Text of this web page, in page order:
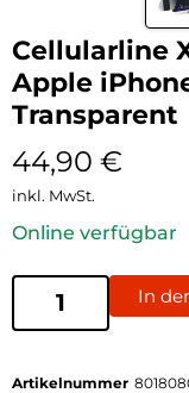
Cellularline
Apple
Transparent
44,90 €
inkl. MwSt.
Online verfügbar
In
Artikelnummer